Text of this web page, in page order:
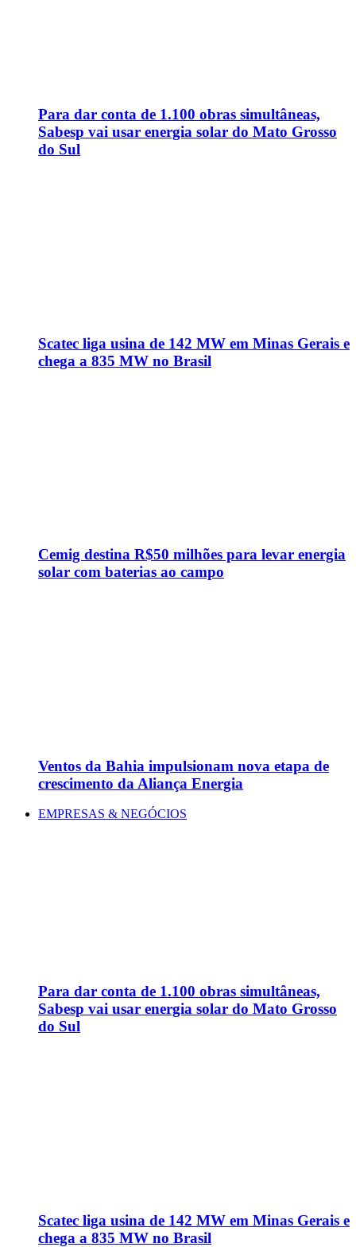
Para dar conta de 1.100 obras simultâneas,
Sabesp vai usar energia solar do Mato Grosso
do Sul
Scatec liga usina de 142 MW em Minas Gerais e
chega a 835 MW no Brasil
Cemig destina R$50 milhões para levar energia
solar com baterias ao campo
Ventos da Bahia impulsionam nova etapa de
crescimento da Aliança Energia
EMPRESAS & NEGÓCIOS
Para dar conta de 1.100 obras simultâneas,
Sabesp vai usar energia solar do Mato Grosso
do Sul
Scatec liga usina de 142 MW em Minas Gerais e
chega a 835 MW no Brasil